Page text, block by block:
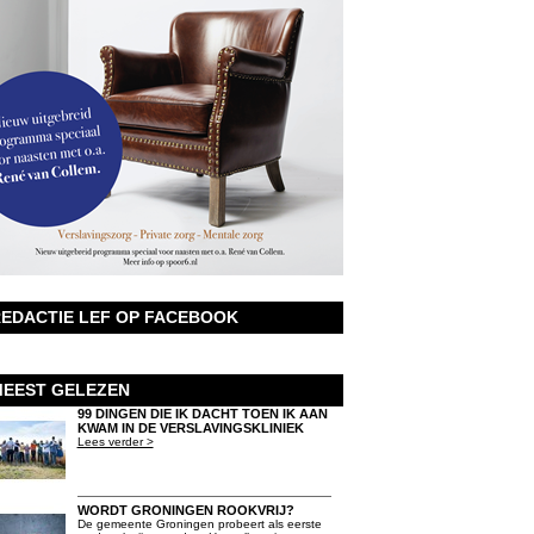
LEF OP FACEBOOK
GELEZEN
99 DINGEN DIE IK DACHT TOEN IK AAN
KWAM IN DE VERSLAVINGSKLINIEK
Lees verder >
WORDT GRONINGEN ROOKVRIJ?
De gemeente Groningen probeert als eerste